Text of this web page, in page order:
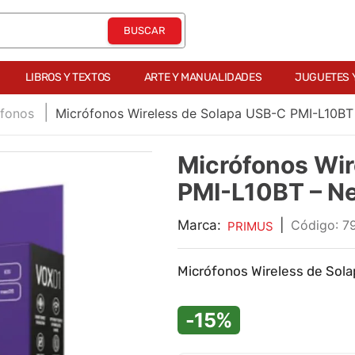
LIBROS Y TEXTOS ARTE Y MANUALIDADES JUGUETES
Micrófonos Wireless de Solapa USB-C PMI-
Micrófonos
PMI-L10BT –
Marca: PRIMUS :
Micrófonos Wireless de
-15%